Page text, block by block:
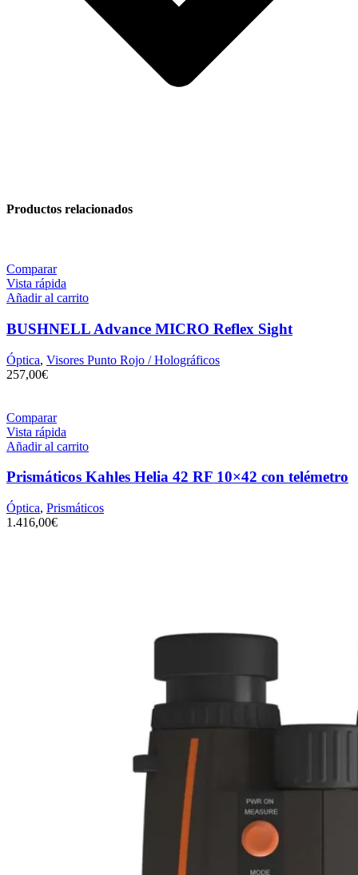
Productos relacionados
Comparar
Vista rápida
Añadir al carrito
BUSHNELL Advance MICRO Reflex Sight
Óptica, Visores Punto Rojo / Holográficos
257,00€
Comparar
Vista rápida
Añadir al carrito
Prismáticos Kahles Helia 42 RF 10×42 con telémetro
Óptica, Prismáticos
1.416,00€